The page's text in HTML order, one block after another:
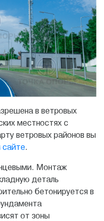
в ветровых
местностях с
ветровых районов вы
.
Монтаж
деталь
бетонируется в
от зоны